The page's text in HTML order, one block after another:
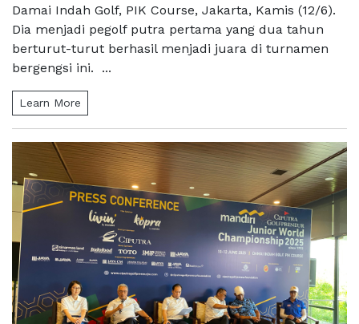
Damai Indah Golf, PIK Course, Jakarta, Kamis (12/6).
Dia menjadi pegolf putra pertama yang dua tahun
berturut-turut berhasil menjadi juara di turnamen
bergengsi ini. ...
Learn More